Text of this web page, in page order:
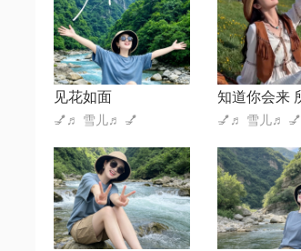
见花如面
💅♬ 雪儿♬ 💅 💅♬ 雪儿♬ 💅